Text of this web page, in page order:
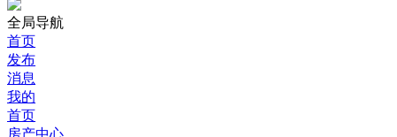
全局导航
首页
发布
消息
我的
首页
房产中心